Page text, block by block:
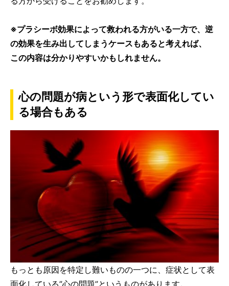
※プラシーボ効果によって救われる方がいる一方で、逆
の効果を生み出してしまうケースもあると考えれば、
この内容は分かりやすいかもしれません。
心の問題が病という形で表面化してい
る場合もある
もっとも原因を特定し難いものの一つに、症状として表
面化している”心の問題”というものがあります。